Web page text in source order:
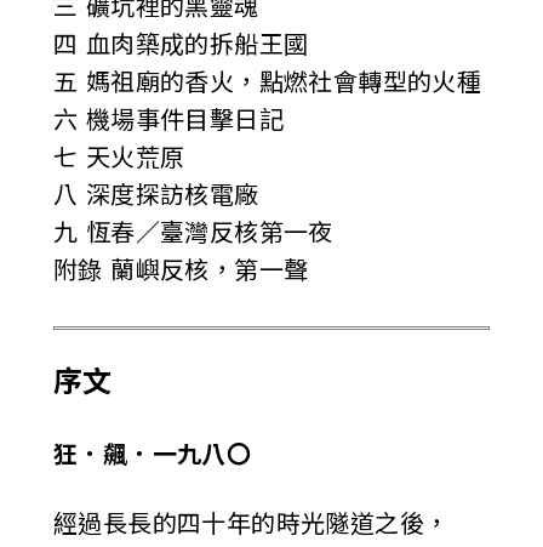
三 礦坑裡的黑靈魂
四 血肉築成的拆船王國
五 媽祖廟的香火，點燃社會轉型的火種
六 機場事件目擊日記
七 天火荒原
八 深度探訪核電廠
九 恆春／臺灣反核第一夜
附錄 蘭嶼反核，第一聲
序文
狂．飆．一九八〇
經過長長的四十年的時光隧道之後，